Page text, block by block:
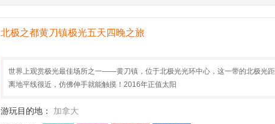
北极之都黄刀镇极光五天四晚之旅
世界上观赏极光最佳场所之一——黄刀镇，位于北极光光环中心，这一带的北极光距
离地平线很近，仿佛伸手就能触摸！2016年正值太阳
游玩目的地： 加拿大